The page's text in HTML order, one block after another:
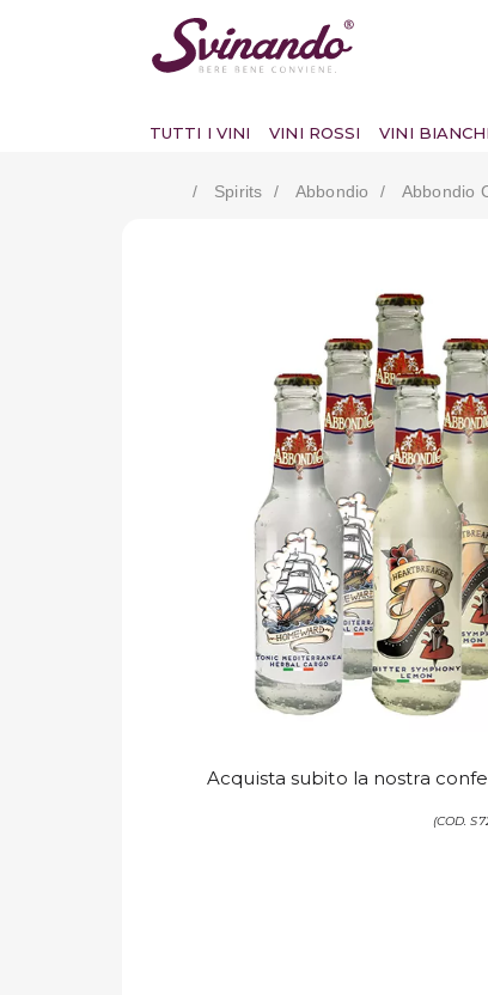
TUTTI I VINI VINI ROSSI VINI BIANCHI
Spirits Abbondio Abbondio
Acquista subito la nostra
(COD.